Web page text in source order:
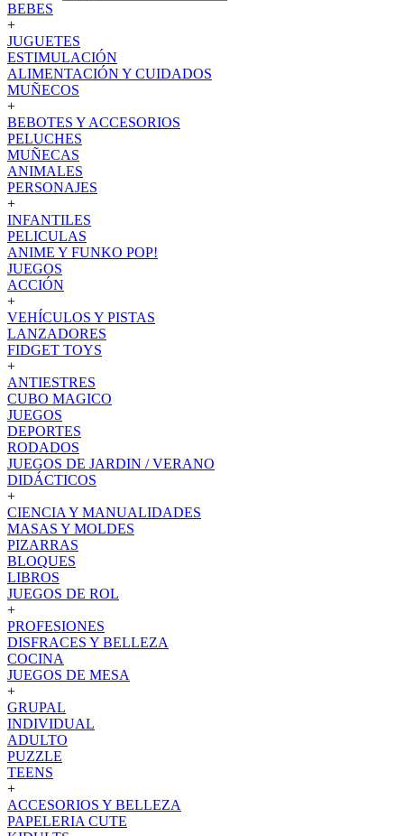
BEBES
+
JUGUETES
ESTIMULACIÓN
ALIMENTACIÓN Y CUIDADOS
MUÑECOS
+
BEBOTES Y ACCESORIOS
PELUCHES
MUÑECAS
ANIMALES
PERSONAJES
+
INFANTILES
PELICULAS
ANIME Y FUNKO POP!
JUEGOS
ACCIÓN
+
VEHÍCULOS Y PISTAS
LANZADORES
FIDGET TOYS
+
ANTIESTRES
CUBO MAGICO
JUEGOS
DEPORTES
RODADOS
JUEGOS DE JARDIN / VERANO
DIDÁCTICOS
+
CIENCIA Y MANUALIDADES
MASAS Y MOLDES
PIZARRAS
BLOQUES
LIBROS
JUEGOS DE ROL
+
PROFESIONES
DISFRACES Y BELLEZA
COCINA
JUEGOS DE MESA
+
GRUPAL
INDIVIDUAL
ADULTO
PUZZLE
TEENS
+
ACCESORIOS Y BELLEZA
PAPELERIA CUTE